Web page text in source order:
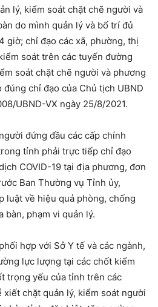
lý, kiểm soát chặt chẽ người và
do mình quản lý và bố trí đủ
giờ; chỉ đạo các xã, phường, thị
soát trên các tuyến đường
soát chặt chẽ người và phương
chỉ đạo của Chủ tịch UBND
UBND-VX ngày 25/8/2021.
đứng đầu các cấp chính
tỉnh phải trực tiếp chỉ đạo
COVID-19 tại địa phương, đơn
Ban Thường vụ Tỉnh ủy,
luật về hiệu quả phòng, chống
bàn, phạm vi quản lý.
hợp với Sở Y tế và các ngành,
lực lượng tại các chốt kiểm
trọng yếu của tỉnh trên các
chặt quản lý, kiểm soát người